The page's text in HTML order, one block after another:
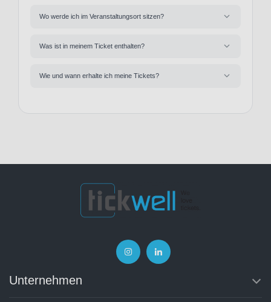
Wo werde ich im Veranstaltungsort sitzen?
Was ist in meinem Ticket enthalten?
Wie und wann erhalte ich meine Tickets?
Unternehmen